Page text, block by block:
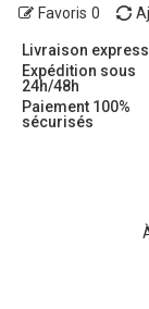
Favoris 0
Livraison express
Expédition sous
24h/48h
Paiement 100%
sécurisés